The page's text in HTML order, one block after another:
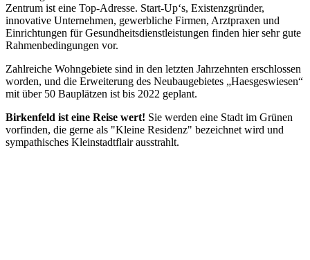
Zentrum ist eine Top-Adresse. Start-Up‘s, Existenzgründer,
innovative Unternehmen, gewerbliche Firmen, Arztpraxen und
Einrichtungen für Gesundheitsdienstleistungen finden hier sehr gute
Rahmenbedingungen vor.
Zahlreiche Wohngebiete sind in den letzten Jahrzehnten erschlossen
worden, und die Erweiterung des Neubaugebietes „Haesgeswiesen“
mit über 50 Bauplätzen ist bis 2022 geplant.
Birkenfeld ist eine Reise wert! Sie werden eine Stadt im Grünen
vorfinden, die gerne als "Kleine Residenz" bezeichnet wird und
sympathisches Kleinstadtflair ausstrahlt.